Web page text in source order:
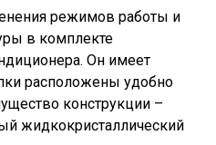
режимов работы и
в комплекте
Он имеет
расположены удобно
конструкции –
жидкокристаллический